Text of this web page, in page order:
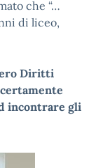
che “…
di liceo,
Diritti
incontrare gli